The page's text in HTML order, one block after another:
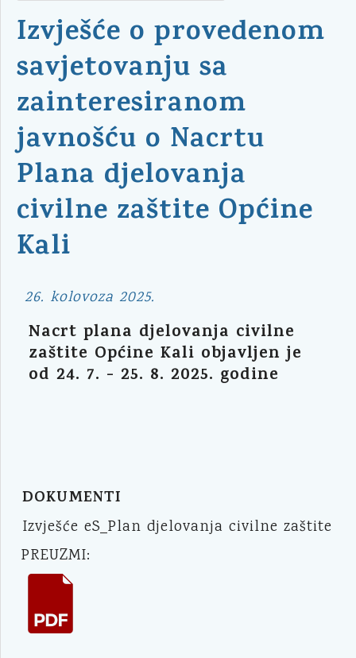
Izvješće o provedenom
savjetovanju sa
zainteresiranom
javnošću o Nacrtu
Plana djelovanja
civilne zaštite Općine
Kali
26. kolovoza 2025.
Nacrt plana djelovanja civilne
zaštite Općine Kali objavljen je
od 24. 7. - 25. 8. 2025. godine
DOKUMENTI
Izvješće eS_Plan djelovanja civilne zaštite
PREUZMI: